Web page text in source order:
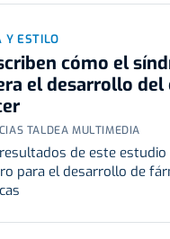
Y ESTILO
cómo el
el desarrollo del
TALDEA MULTIMEDIA
de este
para el desarrollo de